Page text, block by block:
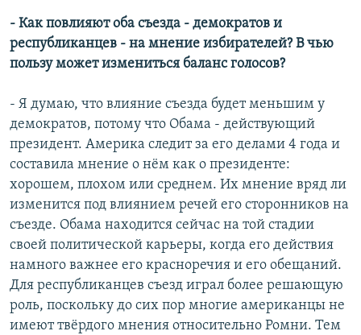
- Как повлияют оба съезда - демократов и
республиканцев - на мнение избирателей? В чью
пользу может измениться баланс голосов?
- Я думаю, что влияние съезда будет меньшим у
демократов, потому что Обама - действующий
президент. Америка следит за его делами 4 года и
составила мнение о нём как о президенте:
хорошем, плохом или среднем. Их мнение вряд ли
изменится под влиянием речей его сторонников на
съезде. Обама находится сейчас на той стадии
своей политической карьеры, когда его действия
намного важнее его красноречия и его обещаний.
Для республиканцев съезд играл более решающую
роль, поскольку до сих пор многие американцы не
имеют твёрдого мнения относительно Ромни. Тем